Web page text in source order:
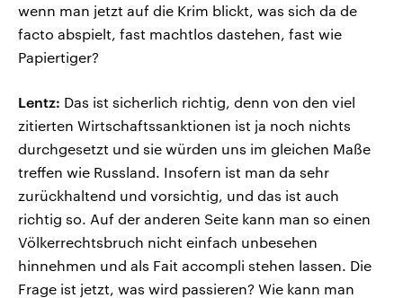
wenn man jetzt auf die Krim blickt, was sich da de
facto abspielt, fast machtlos dastehen, fast wie
Papiertiger?
Lentz: Das ist sicherlich richtig, denn von den viel
zitierten Wirtschaftssanktionen ist ja noch nichts
durchgesetzt und sie würden uns im gleichen Maße
treffen wie Russland. Insofern ist man da sehr
zurückhaltend und vorsichtig, und das ist auch
richtig so. Auf der anderen Seite kann man so einen
Völkerrechtsbruch nicht einfach unbesehen
hinnehmen und als Fait accompli stehen lassen. Die
Frage ist jetzt, was wird passieren? Wie kann man